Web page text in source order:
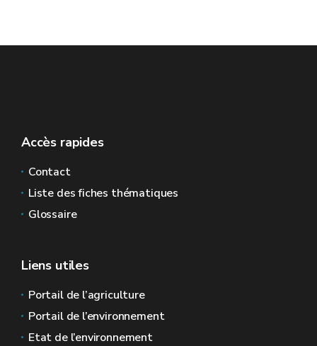
Accès rapides
Contact
Liste des fiches thématiques
Glossaire
Liens utiles
Portail de l’agriculture
Portail de l’environnement
Etat de l’environnement